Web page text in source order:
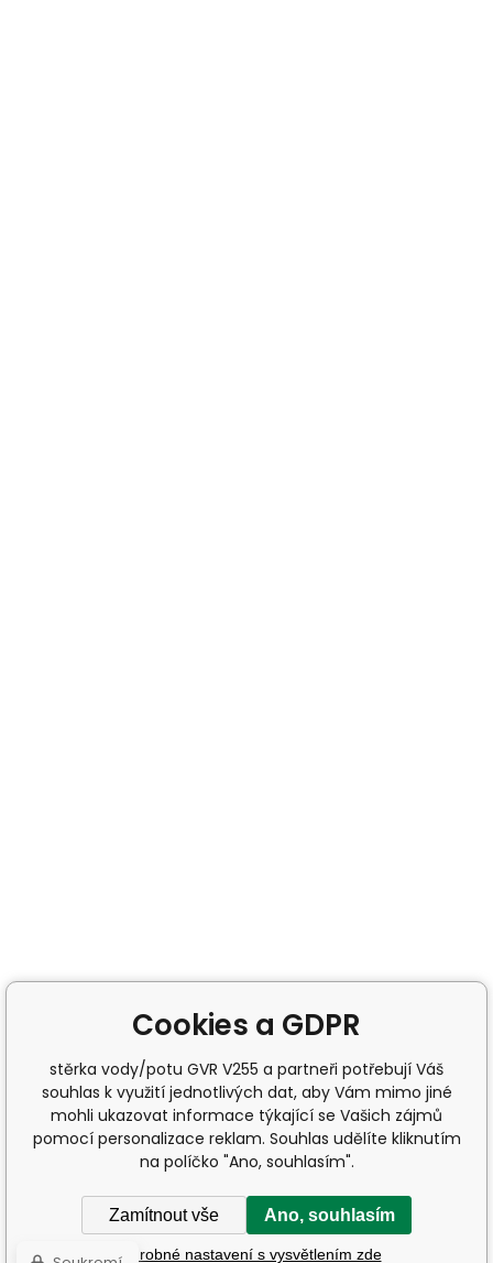
Cookies a GDPR
stěrka vody/potu GVR V255 a partneři potřebují Váš
souhlas k využití jednotlivých dat, aby Vám mimo jiné
mohli ukazovat informace týkající se Vašich zájmů
pomocí personalizace reklam. Souhlas udělíte kliknutím
na políčko "Ano, souhlasím".
Zamítnout vše Ano, souhlasím
Podrobné nastavení s vysvětlením zde